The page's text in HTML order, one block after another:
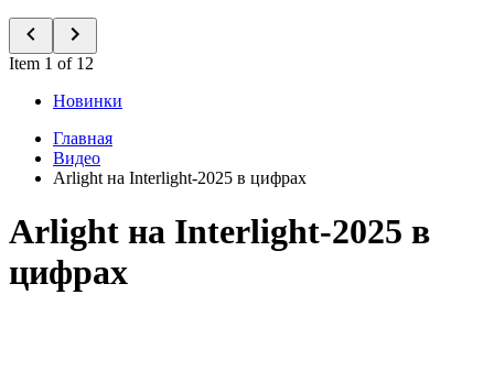
Item 1 of 12
Новинки
Главная
Видео
Arlight на Interlight-2025 в цифрах
Arlight на Interlight-2025 в
цифрах